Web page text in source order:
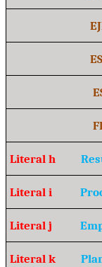
Literal h
Literal i
Literal j
Literal k